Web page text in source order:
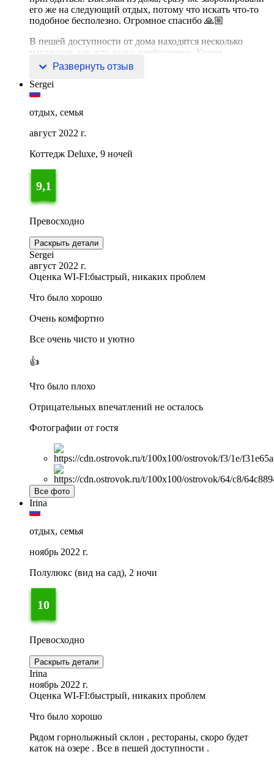
его же на следующий отдых, потому что искать что-то
подобное бесполезно. Огромное спасибо 🙏🏼
В пешей доступности от дома находятся несколько
магазинов, где есть всего необходимое. Кухня
оборудована лучш
Развернуть отзыв
Sergei
отдых, семья
август 2022 г.
Коттедж Deluxe, 9 ночей
9,1
Превосходно
Раскрыть детали
Sergei
август 2022 г.
Оценка WI-FI:быстрый, никаких проблем
Что было хорошо
Очень комфортно
Все очень чисто и уютно
👍
Что было плохо
Отрицательных впечатлений не осталось
Фотографии от гостя
Все фото
Irina
отдых, семья
ноябрь 2022 г.
Полулюкс (вид на сад), 2 ночи
10
Превосходно
Раскрыть детали
Irina
ноябрь 2022 г.
Оценка WI-FI:быстрый, никаких проблем
Что было хорошо
Рядом горнолыжный склон , рестораны, скоро будет
каток на озере . Все в пешей доступности .